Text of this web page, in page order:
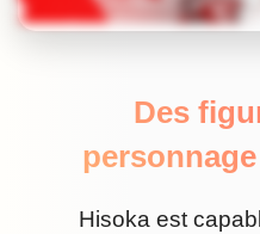
Des
Hisoka est